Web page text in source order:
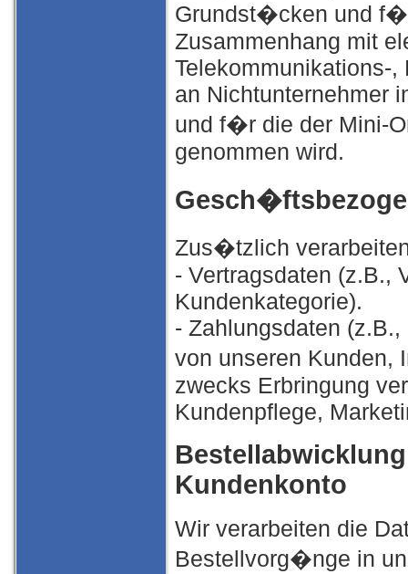
Grundst�cken und
Zusammenhang mit
Telekommunikations-
an Nichtunternehmer
und f�r die der Mini-
genommen wird.
Zus�tzlich
- Vertragsdaten (z.B.,
Kundenkategorie).
- Zahlungsdaten
von unseren Kunden,
zwecks Erbringung
Kundenpflege,
Kundenkonto
Wir verarbeiten die
Bestellvorg�nge in